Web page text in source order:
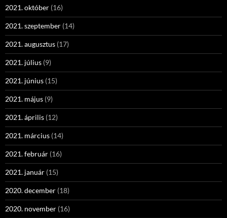
2021. október (16)
2021. szeptember (14)
2021. augusztus (17)
2021. július (9)
2021. június (15)
2021. május (9)
2021. április (12)
2021. március (14)
2021. február (16)
2021. január (15)
2020. december (18)
2020. november (16)